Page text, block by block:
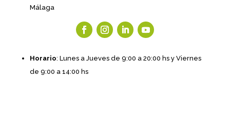
Málaga
Horario: Lunes a Jueves de 9:00 a 20:00 hs y Viernes
de 9:00 a 14:00 hs